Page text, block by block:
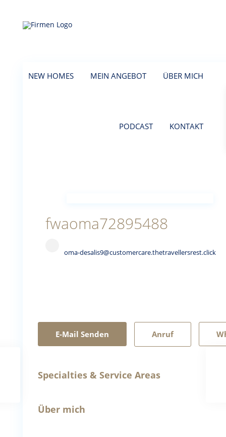
NEW HOMES MEIN ANGEBOT ÜBER MICH
PODCAST KONTAKT
fwaoma72895488
oma-desalis9@customercare.thetravellersrest.click
E-Mail Senden Anruf
Specialties & Service Areas
Über mich